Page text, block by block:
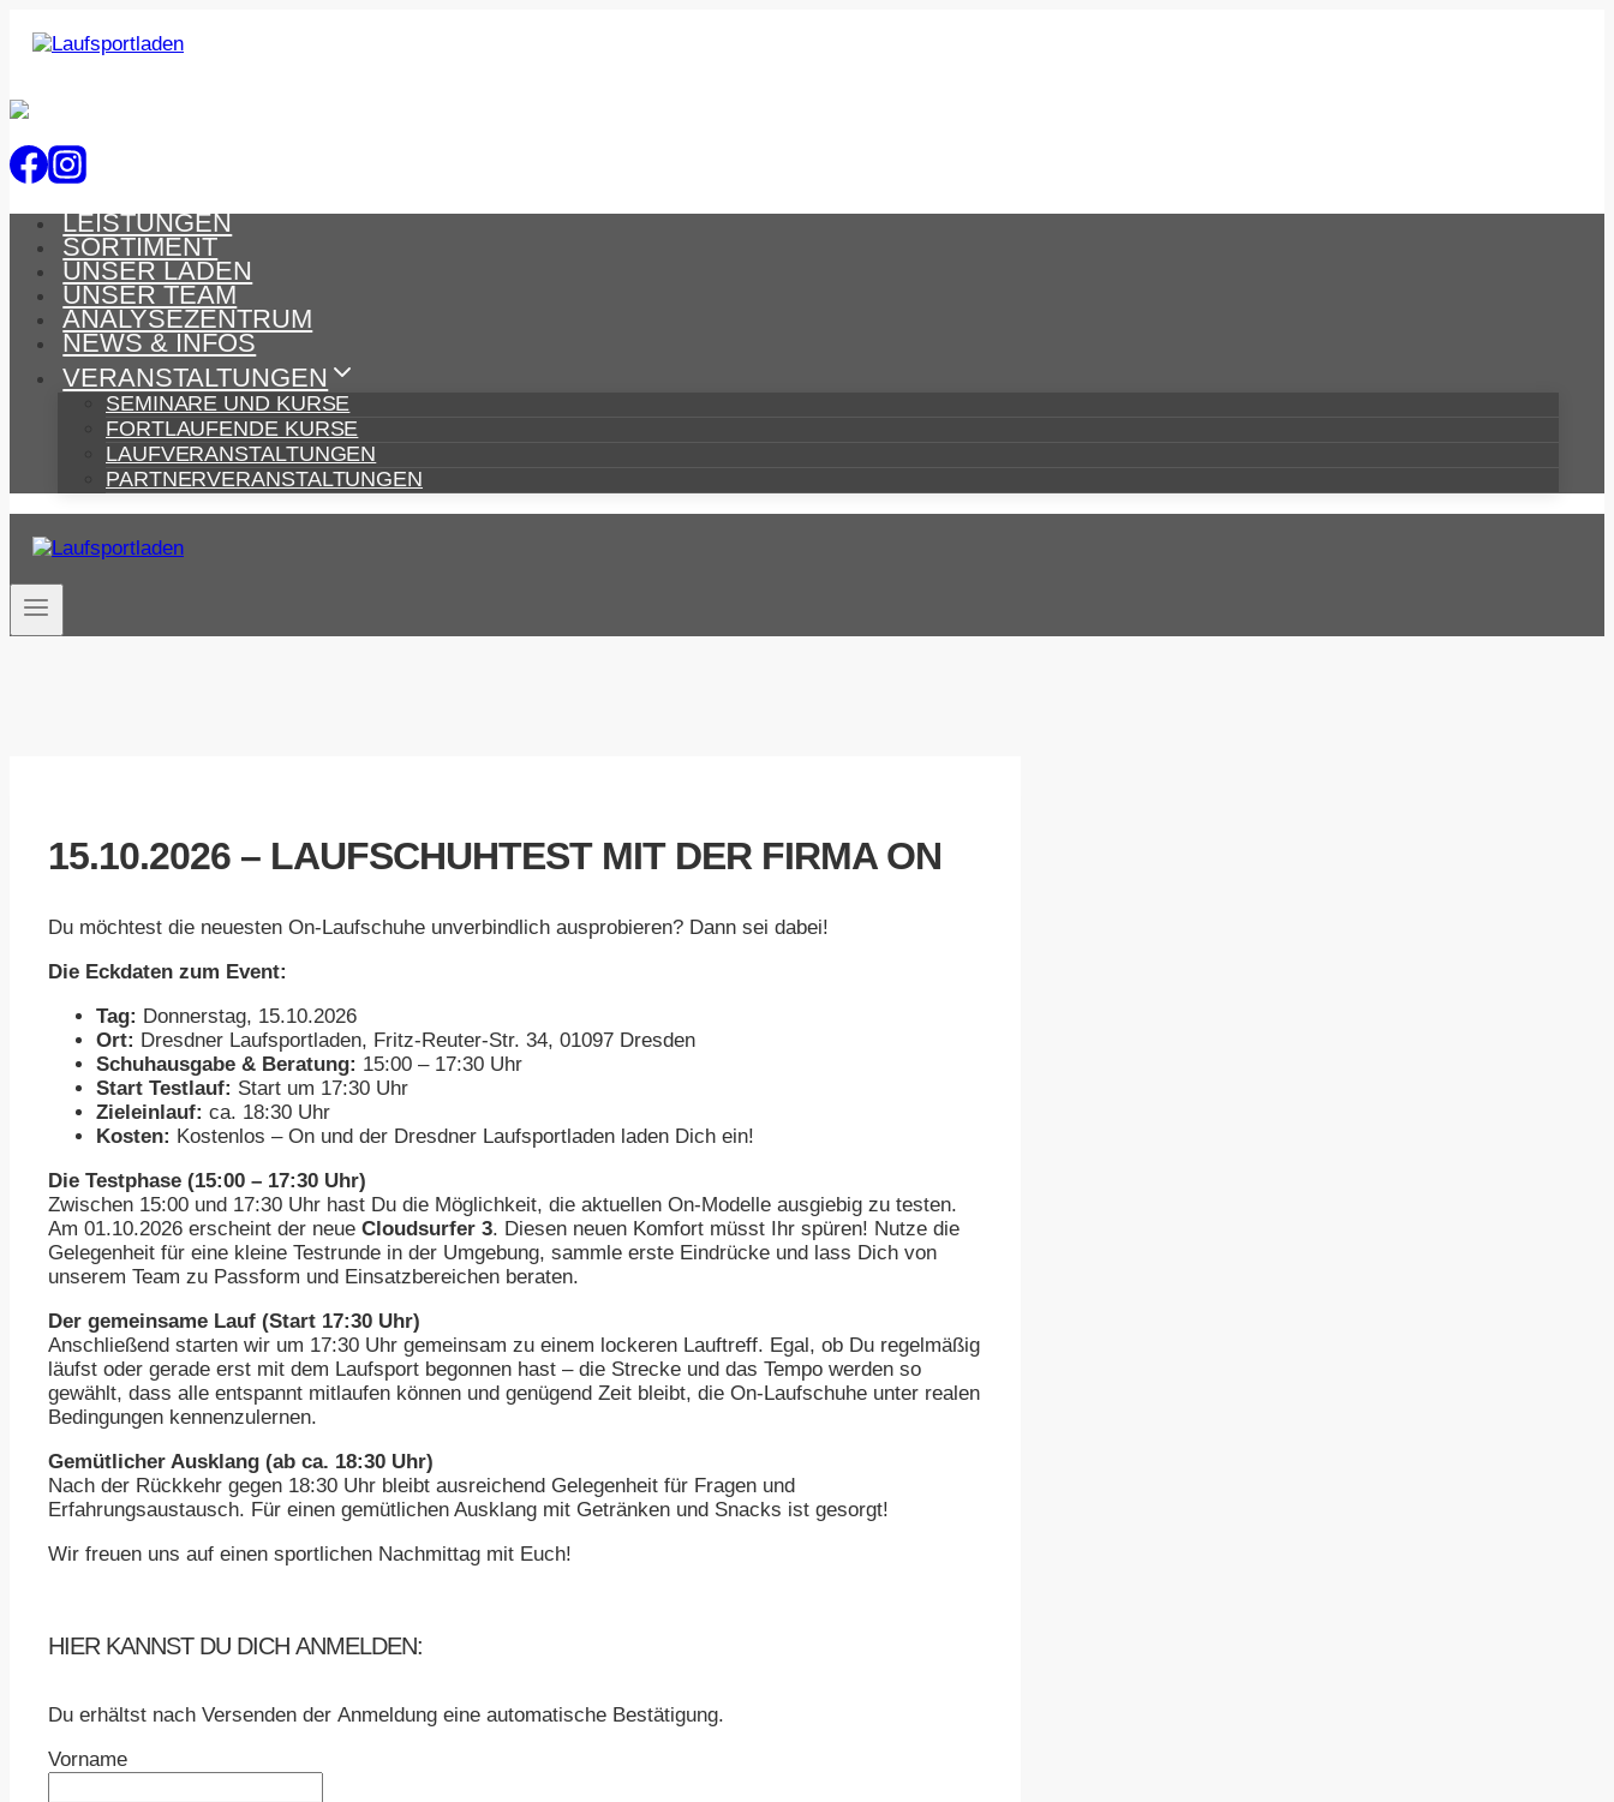
Inhalt
LEISTUNGEN
SORTIMENT
UNSER LADEN
UNSER TEAM
ANALYSEZENTRUM
NEWS & INFOS
VERANSTALTUNGEN
SEMINARE UND KURSE
FORTLAUFENDE KURSE
LAUFVERANSTALTUNGEN
PARTNERVERANSTALTUNGEN
15.10.2026 – LAUFSCHUHTEST MIT DER FIRMA ON
Du möchtest die neuesten On-Laufschuhe unverbindlich ausprobieren? Dann sei dabei!
Die Eckdaten zum Event:
Tag: Donnerstag, 15.10.2026
Ort: Dresdner Laufsportladen, Fritz-Reuter-Str. 34, 01097 Dresden
Schuhausgabe & Beratung: 15:00 – 17:30 Uhr
Start Testlauf: Start um 17:30 Uhr
Zieleinlauf: ca. 18:30 Uhr
Kosten: Kostenlos – On und der Dresdner Laufsportladen laden Dich ein!
Die Testphase (15:00 – 17:30 Uhr)
Zwischen 15:00 und 17:30 Uhr hast Du die Möglichkeit, die aktuellen On-Modelle ausgiebig zu testen.
Am 01.10.2026 erscheint der neue Cloudsurfer 3. Diesen neuen Komfort müsst Ihr spüren! Nutze die
Gelegenheit für eine kleine Testrunde in der Umgebung, sammle erste Eindrücke und lass Dich von
unserem Team zu Passform und Einsatzbereichen beraten.
Der gemeinsame Lauf (Start 17:30 Uhr)
Anschließend starten wir um 17:30 Uhr gemeinsam zu einem lockeren Lauftreff. Egal, ob Du regelmäßig
läufst oder gerade erst mit dem Laufsport begonnen hast – die Strecke und das Tempo werden so
gewählt, dass alle entspannt mitlaufen können und genügend Zeit bleibt, die On-Laufschuhe unter realen
Bedingungen kennenzulernen.
Gemütlicher Ausklang (ab ca. 18:30 Uhr)
Nach der Rückkehr gegen 18:30 Uhr bleibt ausreichend Gelegenheit für Fragen und
Erfahrungsaustausch. Für einen gemütlichen Ausklang mit Getränken und Snacks ist gesorgt!
Wir freuen uns auf einen sportlichen Nachmittag mit Euch!
HIER KANNST DU DICH ANMELDEN:
Du erhältst nach Versenden der Anmeldung eine automatische Bestätigung.
Vorname